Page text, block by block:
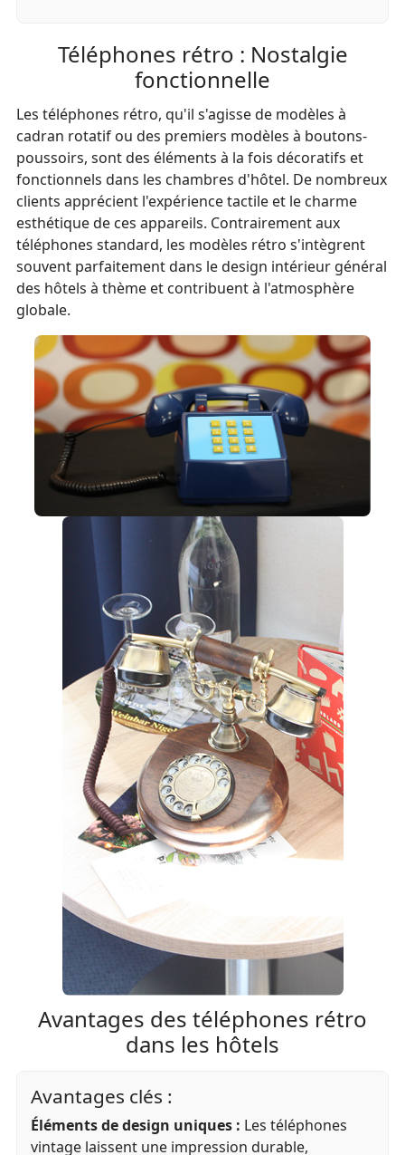
Téléphones rétro : Nostalgie
fonctionnelle
Les téléphones rétro, qu'il s'agisse de modèles à
cadran rotatif ou des premiers modèles à boutons-
poussoirs, sont des éléments à la fois décoratifs et
fonctionnels dans les chambres d'hôtel. De nombreux
clients apprécient l'expérience tactile et le charme
esthétique de ces appareils. Contrairement aux
téléphones standard, les modèles rétro s'intègrent
souvent parfaitement dans le design intérieur général
des hôtels à thème et contribuent à l'atmosphère
globale.
Avantages des téléphones rétro
dans les hôtels
Avantages clés :
Éléments de design uniques : Les téléphones
vintage laissent une impression durable,